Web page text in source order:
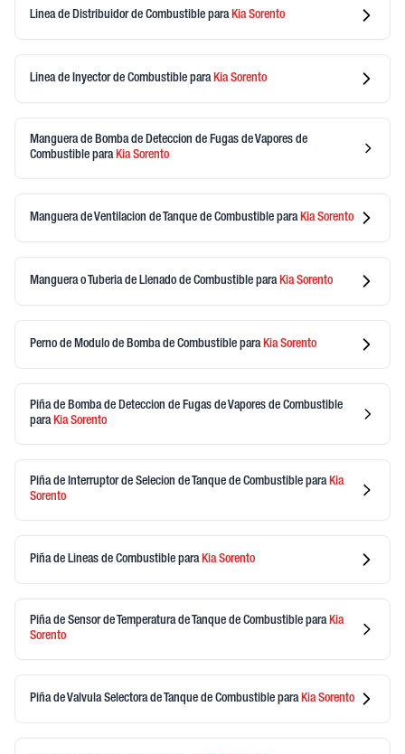
Linea de Distribuidor de Combustible para KiaSorento
Linea de Inyector de Combustible para KiaSorento
Manguera de Bomba de Deteccion de Fugas de Vapores de
Combustible paraKiaSorento
Manguera de Ventilacion de Tanque de Combustible para KiaSorento
Manguera o Tuberia de Llenado de Combustible para KiaSorento
Perno de Modulo de Bomba de Combustible para KiaSorento
Piña de Bomba de Deteccion de Fugas de Vapores de Combustible
paraKiaSorento
Piña de Interruptor de Selecion de Tanque de Combustible paraKia
Sorento
Piña de Lineas de Combustible para KiaSorento
Piña de Sensor de Temperatura de Tanque de Combustible paraKia
Sorento
Piña de Valvula Selectora de Tanque de Combustible para KiaSorento